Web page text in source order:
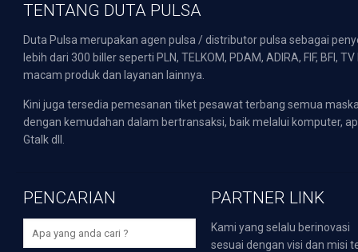
TENTANG DUTA PULSA
Duta Pulsa merupakan agen pulsa / distributor pulsa sebagai
lebih dari 300 biller seperti PLN, TELKOM, PDAM, ADIRA, FIF,
macam produk dan layanan lainnya.
Kini juga tersedia pemesanan tiket pesawat terbang semua
dengan kemudahan dalam bertransaksi, baik melalui komputer,
Gtalk dll.
PENCARIAN PARTNER LINK
Kami yang selalu berinovasi
sesuai dengan visi dan misi